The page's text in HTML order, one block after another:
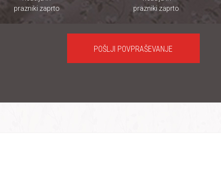
prazniki zaprto
prazniki zaprto
POŠLJI POVPRAŠEVANJE